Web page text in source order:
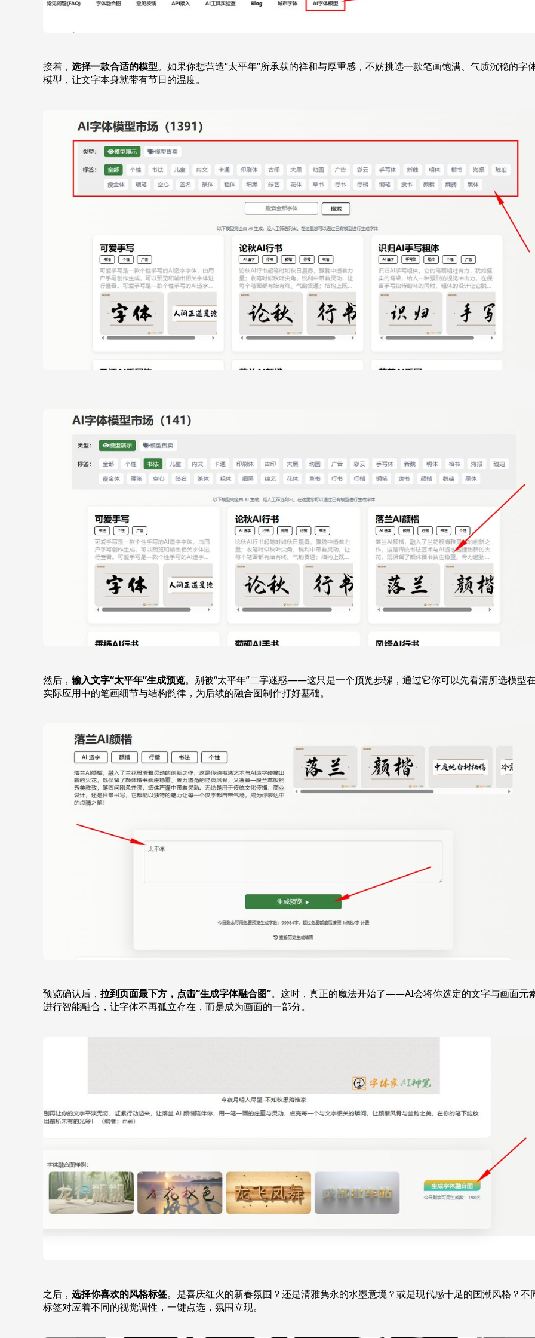
接着， 选择一款合适的模型。如果你想营造“太平年”所承载的祥和与厚重感，不妨挑选一款笔画饱满、气质沉稳的字
模型，让文字本身就带有节日的温度。
然后， 输入文字“太平年”生成预览。别被“太平年”二字迷惑——这只是一个预览步骤，通过它你可以先看清所选模型
实际应用中的笔画细节与结构韵律，为后续的融合图制作打好基础。
预览确认后， 拉到页面最下方，点击“生成字体融合图”。这时，真正的魔法开始了——AI会将你选定的文字与画面元
进行智能融合，让字体不再孤立存在，而是成为画面的一部分。
之后， 选择你喜欢的风格标签。是喜庆红火的新春氛围？还是清雅隽永的水墨意境？或是现代感十足的国潮风格？不
标签对应着不同的视觉调性，一键点选，氛围立现。